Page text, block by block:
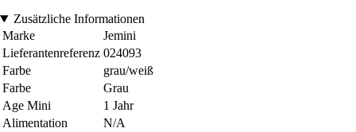
Zusätzliche Informationen
Marke
Jemini
Lieferantenreferenz 024093
Farbe
grau/weiß
Farbe
Grau
Age Mini
1 Jahr
Alimentation
N/A